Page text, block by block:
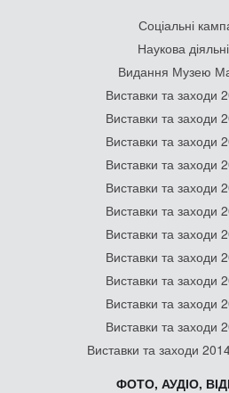
Соціальні
Наукова
Видання Музею
Виставки та заходи
Виставки та заходи
Виставки та заходи
Виставки та заходи
Виставки та заходи
Виставки та заходи
Виставки та заходи
Виставки та заходи
Виставки та заходи
Виставки та заходи
Виставки та заходи
Виставки та заходи
ФОТО, АУДІО,